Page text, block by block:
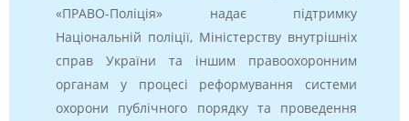
«ПРАВО-Поліція» надає підтримку
Національній поліції, Міністерству внутрішніх
справ України та іншим правоохоронним
органам у процесі реформування системи
охорони публічного порядку та проведення